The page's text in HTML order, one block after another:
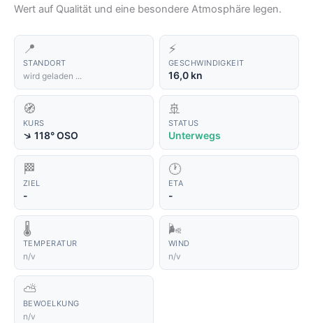
Wert auf Qualität und eine besondere Atmosphäre legen.
📍
STANDORT
wird geladen ...
⚡
GESCHWINDIGKEIT
16,0 kn
🧭
KURS
↑118° OSO
🚢
STATUS
Unterwegs
🏁
ZIEL
-
🕐
ETA
-
🌡️
TEMPERATUR
n/v
🌬️
WIND
n/v
⛅
BEWOELKUNG
n/v